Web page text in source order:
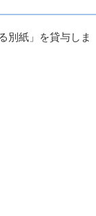
別紙」を貸与しま